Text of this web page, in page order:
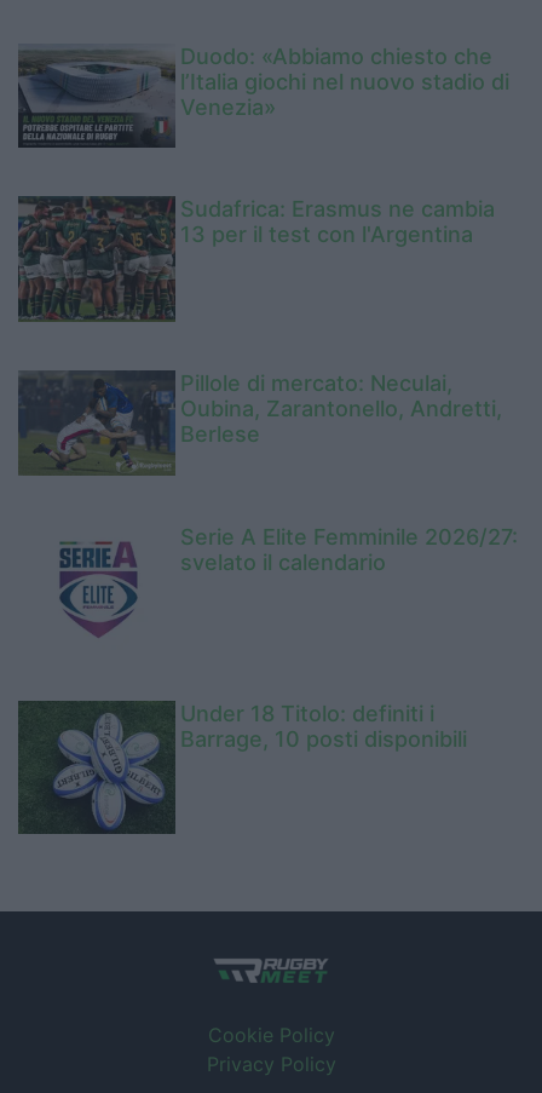
Duodo: «Abbiamo chiesto che
l’Italia giochi nel nuovo stadio di
Venezia»
Sudafrica: Erasmus ne cambia
13 per il test con l'Argentina
Pillole di mercato: Neculai,
Oubina, Zarantonello, Andretti,
Berlese
Serie A Elite Femminile 2026/27:
svelato il calendario
Under 18 Titolo: definiti i
Barrage, 10 posti disponibili
Cookie Policy
Privacy Policy